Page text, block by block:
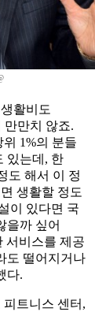
활비도
만만치 않죠.
1%의 분들
있는데, 한
도 해서 이 정
생활할 정도
이 있다면 국
을까 싶어
서비스를 제공
도 떨어지거나
다.
피트니스 센터,